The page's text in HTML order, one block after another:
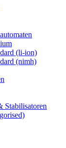
(li-ion)
(nimh)
Stabilisatoren